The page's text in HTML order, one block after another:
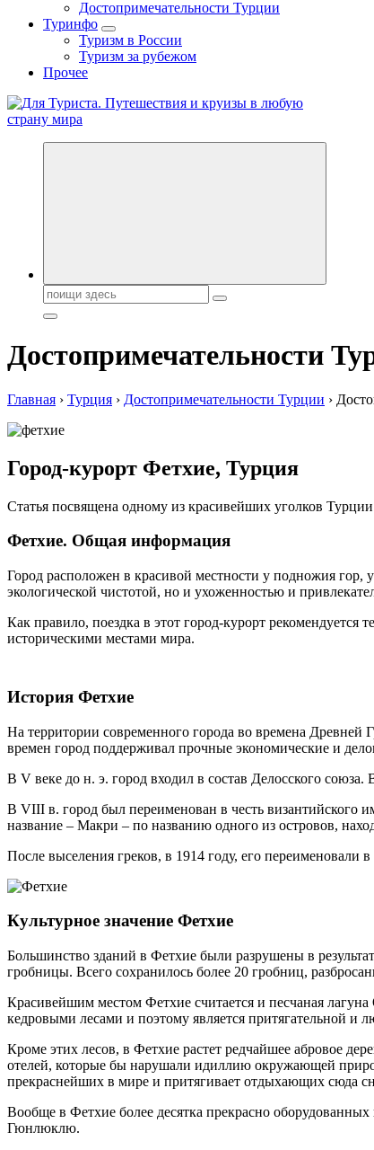
Достопримечательности Турции
Туринфо
Туризм в России
Туризм за рубежом
Прочее
Новости туризма, куда поехать на отдых, где провести
Поиск:
Достопримечательности
Главная › Турция › Достопримечательности Турции ›
Город-курорт Фетхие, Турция
Статья посвящена одному из красивейших уголков
Фетхие. Общая информация
Город расположен в красивой местности у подножия гор,
экологической чистотой, но и ухоженностью и
Как правило, поездка в этот город-курорт
историческими местами мира.
История Фетхие
На территории современного города во времена
времен город поддерживал прочные экономические и
В V веке до н. э. город входил в состав Делосского
В VIII в. город был переименован в честь византийского
название – Макри – по названию одного из островов,
После выселения греков, в 1914 году, его
Культурное значение Фетхие
Большинство зданий в Фетхие были разрушены в
гробницы. Всего сохранилось более 20 гробниц,
Красивейшим местом Фетхие считается и песчаная
кедровыми лесами и поэтому является притягательной и
Кроме этих лесов, в Фетхие растет редчайшее абровое
отелей, которые бы нарушали идиллию окружающей
прекраснейших в мире и притягивает отдыхающих сюда
Вообще в Фетхие более десятка прекрасно
Гюнлюклю.